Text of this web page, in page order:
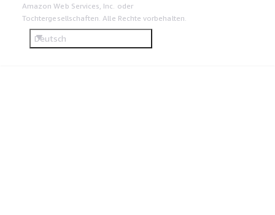
Amazon Web Services, Inc. oder
Tochtergesellschaften. Alle Rechte vorbehalten.
Deutsch